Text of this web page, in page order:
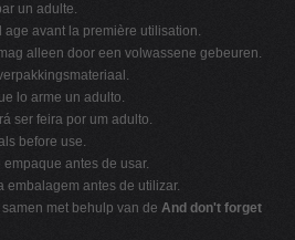
un adulte.
avant la première utilisation.
alleen door een volwassene gebeuren.
lo arme un adulto.
ser feira por um adulto.
before use.
antes de usar.
embalagem antes de utilizar.
met behulp van de And don't forget